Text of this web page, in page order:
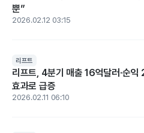
뿐”
2026.02.12 03:15
리프트
리프트, 4분기 매출 16억달러·순익
효과로 급증
2026.02.11 06:10